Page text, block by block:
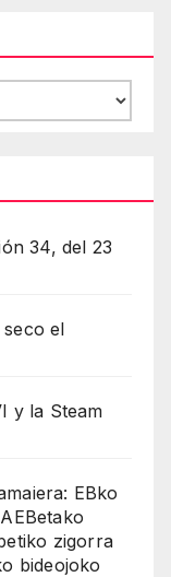
34, del 23
el
y la Steam
EBko
zigorra
bideojoko